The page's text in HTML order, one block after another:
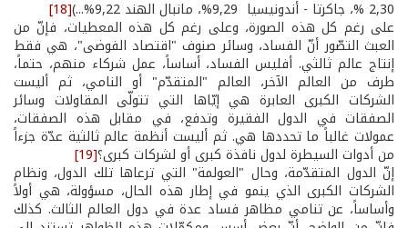
2,30 %، جاكرتا - أندونيسيا 9,29%، مانبال­ الهند 9,22%...) [18]
على رغم كل هذه الصورة، وعلى رغم كل هذه المعطيات، فإنّ من
العبث التصّور أنّ الفساد، وسائر صنوف "اقتصاد الفوضى"، هي فقط
إنتاج عالم ثالثي. أفليس الفساد، أساساً، عمل شركاء منهم، حتماً،
طرف من العالم الآخر، العالم "المتقدّم" أو النامي، ثم أليست
الشركات الكبرى العابرة هي إيّاها التي تتولّى المقاولات وسائر
الصفقات في الدول الفقيرة وتدفع، في مقابل هذه الصفقات،
عمولات غالباً ما تحددها هي. ثم أليست أنظمة عالم ثالثية عدّة جزءاً
من أدوات السيطرة لدول نافذة كبرى أو لشركات كبرى؟[19]
إنّ الدول المتقدّمة، وحال "العولمة" التي ترعاها تلك الدول، ونظام
الشركات الكبرى الذي ينمو في إطار هذه الحال، مسؤولة، هي أولاً
وأساساً، عن تنامي مظاهر فساد عدة في دول العالم الثالث. كذلك